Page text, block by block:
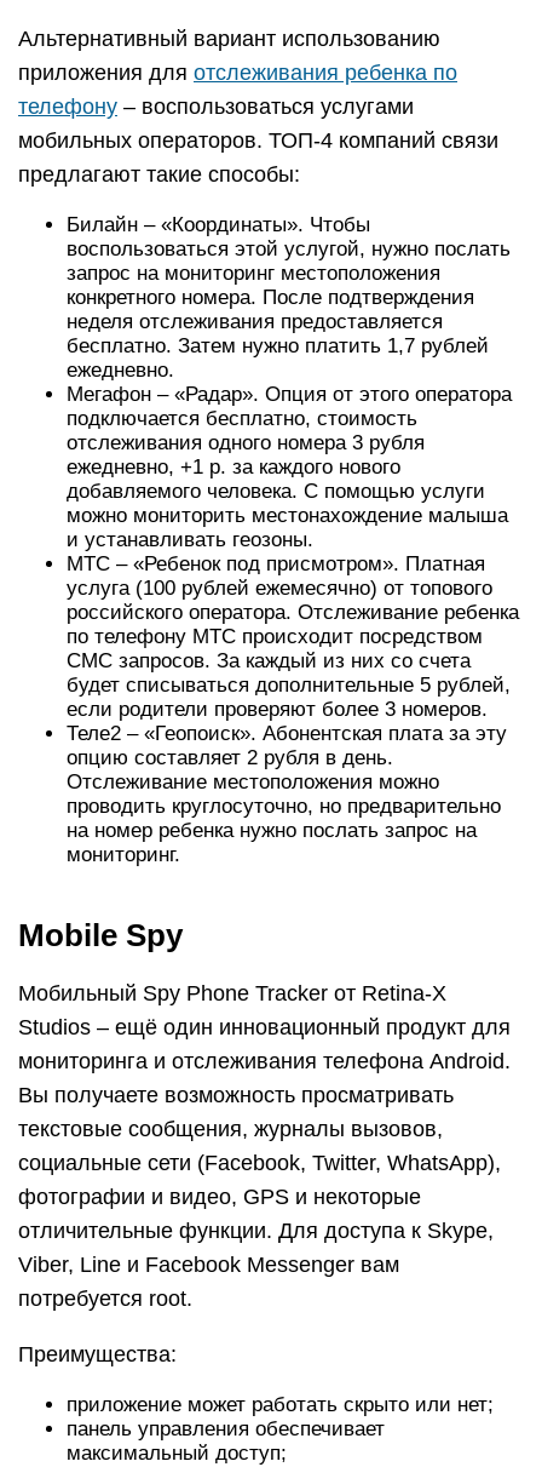
Альтернативный вариант использованию
приложения для отслеживания ребенка по
телефону – воспользоваться услугами
мобильных операторов. ТОП-4 компаний связи
предлагают такие способы:
Билайн – «Координаты». Чтобы
воспользоваться этой услугой, нужно послать
запрос на мониторинг местоположения
конкретного номера. После подтверждения
неделя отслеживания предоставляется
бесплатно. Затем нужно платить 1,7 рублей
ежедневно.
Мегафон – «Радар». Опция от этого оператора
подключается бесплатно, стоимость
отслеживания одного номера 3 рубля
ежедневно, +1 р. за каждого нового
добавляемого человека. С помощью услуги
можно мониторить местонахождение малыша
и устанавливать геозоны.
МТС – «Ребенок под присмотром». Платная
услуга (100 рублей ежемесячно) от топового
российского оператора. Отслеживание ребенка
по телефону МТС происходит посредством
СМС запросов. За каждый из них со счета
будет списываться дополнительные 5 рублей,
если родители проверяют более 3 номеров.
Теле2 – «Геопоиск». Абонентская плата за эту
опцию составляет 2 рубля в день.
Отслеживание местоположения можно
проводить круглосуточно, но предварительно
на номер ребенка нужно послать запрос на
мониторинг.
Mobile Spy
Мобильный Spy Phone Tracker от Retina-X
Studios – ещё один инновационный продукт для
мониторинга и отслеживания телефона Android.
Вы получаете возможность просматривать
текстовые сообщения, журналы вызовов,
социальные сети (Facebook, Twitter, WhatsApp),
фотографии и видео, GPS и некоторые
отличительные функции. Для доступа к Skype,
Viber, Line и Facebook Messenger вам
потребуется root.
Преимущества:
приложение может работать скрыто или нет;
панель управления обеспечивает
максимальный доступ;